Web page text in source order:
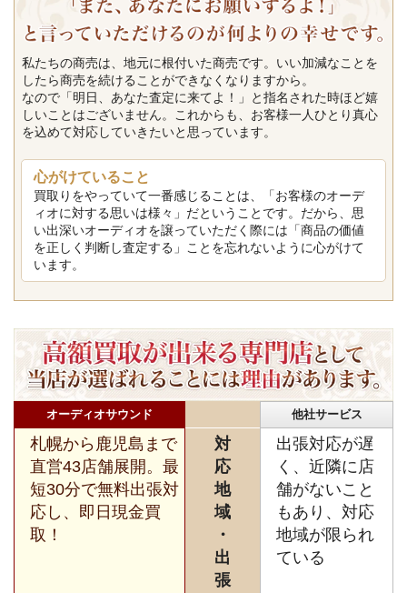
私たちの商売は、地元に根付いた商売です。いい加減なことを
したら商売を続けることができなくなりますから。
なので「明日、あなた査定に来てよ！」と指名された時ほど嬉
しいことはございません。これからも、お客様一人ひとり真心
を込めて対応していきたいと思っています。
心がけていること
買取りをやっていて一番感じることは、「お客様のオーデ
ィオに対する思いは様々」だということです。だから、思
い出深いオーディオを譲っていただく際には「商品の価値
を正しく判断し査定する」ことを忘れないように心がけて
います。
オーディオサウンド 他社サービス
札幌から鹿児島まで
直営43店舗展開。最
短30分で無料出張対
応し、即日現金買
取！
対
応
地
域
・
出
張
出張対応が遅
く、近隣に店
舗がないこと
もあり、対応
地域が限られ
ている